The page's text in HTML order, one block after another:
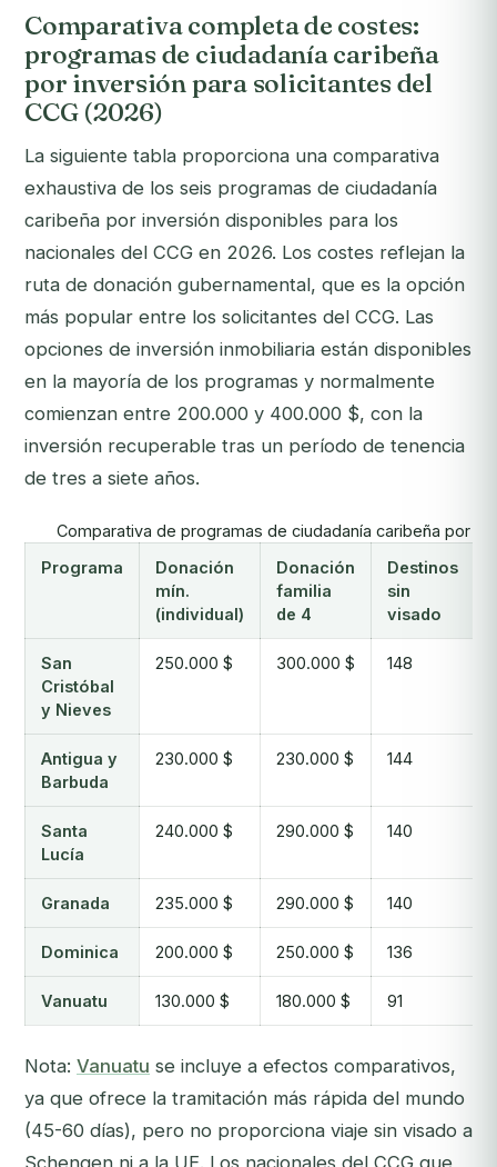
Comparativa completa de costes:
programas de ciudadanía caribeña
por inversión para solicitantes del
CCG (2026)
La siguiente tabla proporciona una comparativa
exhaustiva de los seis programas de ciudadanía
caribeña por inversión disponibles para los
nacionales del CCG en 2026. Los costes reflejan la
ruta de donación gubernamental, que es la opción
más popular entre los solicitantes del CCG. Las
opciones de inversión inmobiliaria están disponibles
en la mayoría de los programas y normalmente
comienzan entre 200.000 y 400.000 $, con la
inversión recuperable tras un período de tenencia
de tres a siete años.
Comparativa de programas de ciudadanía caribeña por
Programa
Donación
mín.
(individual)
Donación
familia
de 4
Destinos
sin
visado
San
Cristóbal
y Nieves
250.000 $ 300.000 $ 148
Antigua y
Barbuda
230.000 $ 230.000 $ 144
Santa
Lucía
240.000 $ 290.000 $ 140
Granada 235.000 $ 290.000 $ 140
Dominica 200.000 $ 250.000 $ 136
Vanuatu 130.000 $ 180.000 $ 91
Nota: Vanuatu se incluye a efectos comparativos,
ya que ofrece la tramitación más rápida del mundo
(45-60 días), pero no proporciona viaje sin visado a
Schengen ni a la UE. Los nacionales del CCG que